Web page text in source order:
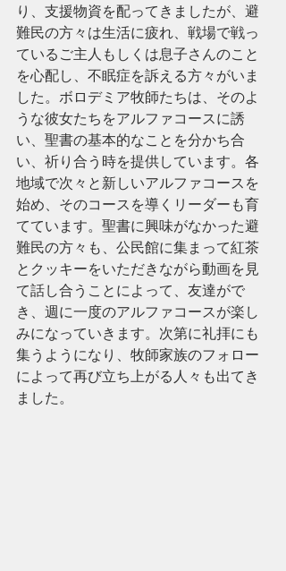
り、支援物資を配ってきましたが、避
難民の方々は生活に疲れ、戦場で戦っ
ているご主人もしくは息子さんのこと
を心配し、不眠症を訴える方々がいま
した。ボロデミア牧師たちは、そのよ
うな彼女たちをアルファコースに誘
い、聖書の基本的なことを分かち合
い、祈り合う時を提供しています。各
地域で次々と新しいアルファコースを
始め、そのコースを導くリーダーも育
てています。聖書に興味がなかった避
難民の方々も、公民館に集まって紅茶
とクッキーをいただきながら動画を見
て話し合うことによって、友達がで
き、週に一度のアルファコースが楽し
みになっていきます。次第に礼拝にも
集うようになり、牧師家族のフォロー
によって再び立ち上がる人々も出てき
ました。